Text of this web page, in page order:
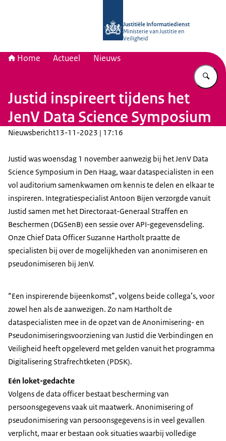
Justitiële Informatiedienst
Ministerie van Justitie en
Veiligheid
Home Actueel Nieuws
Justid inspireert tijdens het
JenV Data Science Symposium
Nieuwsbericht13-11-2023 | 17:16
Justid was woensdag 1 november aanwezig bij het JenV Data
Science Symposium in Den Haag, waar dataspecialisten in een
vol auditorium samenkwamen om kennis te delen en elkaar te
inspireren. Integratiespecialist Antoon Bijen verzorgde vanuit
Justid samen met het Directoraat-Generaal Straffen en
Beschermen (DGSenB) een sessie over API-gegevensdeling.
Onze Chief Data Officer Suzanne Hartholt praatte de
specialisten bij over de mogelijkheden van anonimiseren en
pseudonimiseren bij JenV.
“Een inspirerende bijeenkomst”, volgens beide collega’s, voor
zowel hen als de aanwezigen. Zo nam Hartholt de
dataspecialisten mee in de opzet van de Anonimisering- en
Pseudonimiseringsvoorziening van Justid die Verbindingen en
Veiligheid heeft opgeleverd met gelden vanuit het programma
Digitalisering Strafrechtketen (PDSK).
Eén loket-gedachte
Volgens de data officer bestaat bescherming van
persoonsgegevens vaak uit maatwerk. Anonimisering of
pseudonimisering van persoonsgegevens is in veel gevallen
verplicht, maar er bestaan ook situaties waarbij volledige